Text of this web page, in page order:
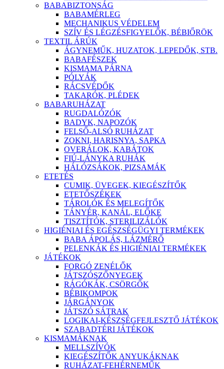
BABABIZTONSÁG
BABAMÉRLEG
MECHANIKUS VÉDELEM
SZÍV ÉS LÉGZÉSFIGYELŐK, BÉBIŐRÖK
TEXTIL ÁRÚK
ÁGYNEMŰK, HUZATOK, LEPEDŐK, STB.
BABAFÉSZEK
KISMAMA PÁRNA
PÓLYÁK
RÁCSVÉDŐK
TAKARÓK, PLÉDEK
BABARUHÁZAT
RUGDALÓZÓK
BADYK, NAPOZÓK
FELSŐ-ALSÓ RUHÁZAT
ZOKNI, HARISNYA, SAPKA
OVERÁLOK, KABÁTOK
FIÚ-LÁNYKA RUHÁK
HÁLÓZSÁKOK, PIZSAMÁK
ETETÉS
CUMIK, ÜVEGEK, KIEGÉSZÍTŐK
ETETŐSZÉKEK
TÁROLÓK ÉS MELEGÍTŐK
TÁNYÉR, KANÁL, ELŐKE
TISZTÍTÓK, STERILIZÁLÓK
HIGIÉNIAI ÉS EGÉSZSÉGÜGYI TERMÉKEK
BABA ÁPOLÁS, LÁZMÉRŐ
PELENKÁK ÉS HIGIÉNIAI TERMÉKEK
JÁTÉKOK
FORGÓ ZENÉLŐK
JÁTSZÓSZŐNYEGEK
RÁGÓKÁK, CSÖRGŐK
BÉBIKOMPOK
JÁRGÁNYOK
JÁTSZÓ SÁTRAK
LOGIKAI-KÉSZSÉGFEJLESZTŐ JÁTÉKOK
SZABADTÉRI JÁTÉKOK
KISMAMÁKNAK
MELLSZÍVÓK
KIEGÉSZÍTŐK ANYUKÁKNAK
RUHÁZAT-FEHÉRNEMŰK